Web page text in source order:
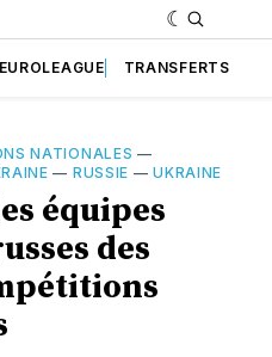
EUROLEAGUE TRANSFERTS
NATIONALES —
— RUSSIE —UKRAINE
équipes
des